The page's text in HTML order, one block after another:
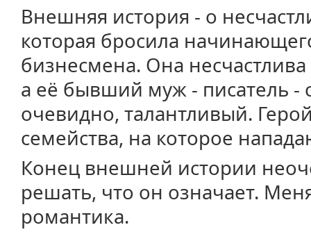
Внешняя история - о
которая бросила
бизнесмена. Она
а её бывший муж - писатель -
очевидно, талантливый.
семейства, на которое
Конец внешней истории
решать, что он означает.
романтика.